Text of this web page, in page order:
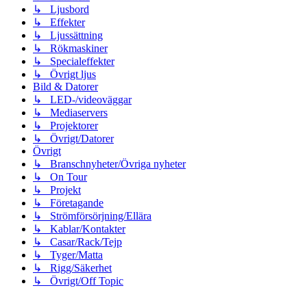
↳ Ljusbord
↳ Effekter
↳ Ljussättning
↳ Rökmaskiner
↳ Specialeffekter
↳ Övrigt ljus
Bild & Datorer
↳ LED-/videoväggar
↳ Mediaservers
↳ Projektorer
↳ Övrigt/Datorer
Övrigt
↳ Branschnyheter/Övriga nyheter
↳ On Tour
↳ Projekt
↳ Företagande
↳ Strömförsörjning/Ellära
↳ Kablar/Kontakter
↳ Casar/Rack/Tejp
↳ Tyger/Matta
↳ Rigg/Säkerhet
↳ Övrigt/Off Topic